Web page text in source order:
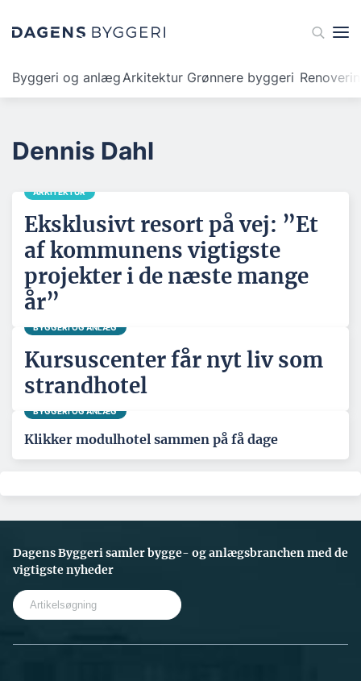
Byggeri og anlægArkitektur Grønnere byggeri
Dennis Dahl
ARKITEKTUR
Eksklusivt resort på vej: ”Et
af kommunens vigtigste
projekter i de næste mange
år”
BYGGERI OG ANLÆG
Kursuscenter får nyt liv som
strandhotel
BYGGERI OG ANLÆG
Klikker modulhotel sammen på få dage
Dagens Byggeri samler bygge- og anlægsbranchen med de
vigtigste nyheder